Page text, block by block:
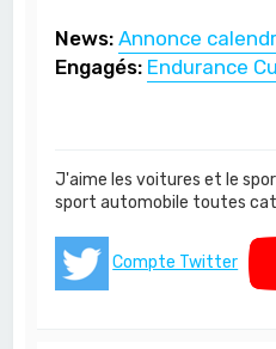
News: Annonce
Engagés: Endurance
J'aime les voitures et le
sport automobile toutes
Compte Twitter